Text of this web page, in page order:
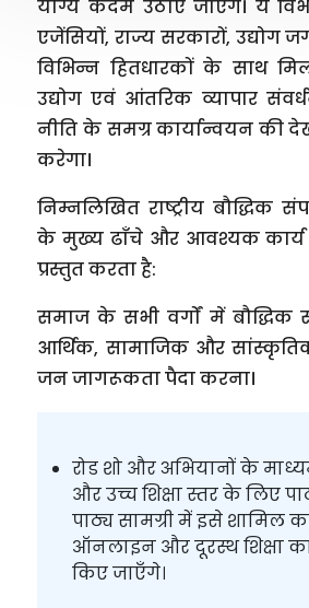
योग्य कदम उठाए जाएँगे। ये
एजेंसियों, राज्य सरकारों, उद्योग
विभिन्न हितधारकों के साथ
उद्योग एवं आंतरिक व्यापार
नीति के समग्र कार्यान्वयन
करेगा।
निम्नलिखित राष्ट्रीय बौद्धिक
के मुख्य ढाँचे और आवश्यक कार्य
प्रस्तुत करता है:
समाज के सभी वर्गों में बौद्धिक
आर्थिक, सामाजिक और
जन जागरूकता पैदा करना।
रोड शो और अभियानों के
और उच्च शिक्षा स्तर के लिए
पाठ्य सामग्री में इसे शामिल
ऑनलाइन और दूरस्थ शिक्षा
किए जाएँगे।